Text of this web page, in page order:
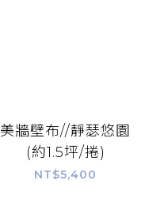
美牆壁布//靜瑟悠園
(約1.5坪/捲)
NT$5,400